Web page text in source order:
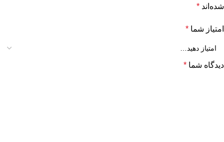
شده‌اند *
امتیاز شما *
دیدگاه شما *